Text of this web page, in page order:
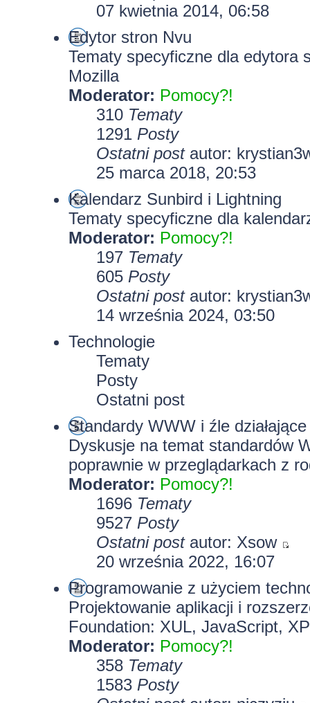
07 kwietnia 2014, 06:58
Edytor stron Nvu
Tematy specyficzne dla edytora
Mozilla
Moderator: Pomocy?!
310 Tematy
1291 Posty
Ostatni postautor:
25 marca 2018, 20:53
Kalendarz Sunbird i Lightning
Tematy specyficzne dla
Moderator: Pomocy?!
197 Tematy
605 Posty
Ostatni postautor:
14 września 2024, 03:50
Technologie
Tematy
Posty
Ostatni post
Standardy WWW i źle
Dyskusje na temat standardów
poprawnie w przeglądarkach z
Moderator: Pomocy?!
1696 Tematy
9527 Posty
Ostatni postautor: Xsow
20 września 2022, 16:07
Programowanie z użyciem
Projektowanie aplikacji i
Foundation: XUL, JavaScript,
Moderator: Pomocy?!
358 Tematy
1583 Posty